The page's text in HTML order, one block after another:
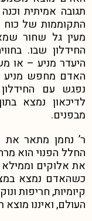
תגובה אמיתית
התקוממות של כוח
מעין גל שחור
החידלון שבו.
היעדר מניע – או
האדם מחפש מניע
נפגש עם
לדיכאון נמצא
מבפנים.
ר’ נחמן מתאר את
החלל הפנוי הוא
את אלוקים
כשהאדם נמצא
קיומיות, חריפות
העולם, ואיננו מוצא